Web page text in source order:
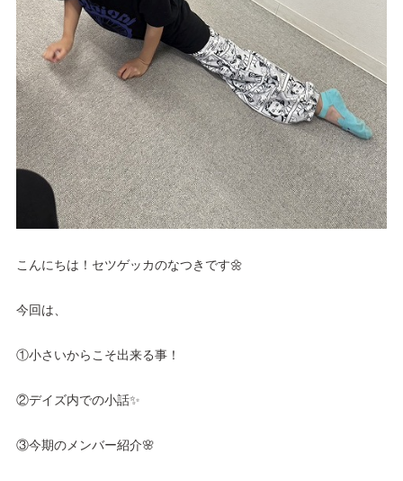
こんにちは！セツゲッカのなつきです🌼
今回は、
①小さいからこそ出来る事！
②デイズ内での小話✨
③今期のメンバー紹介🌸